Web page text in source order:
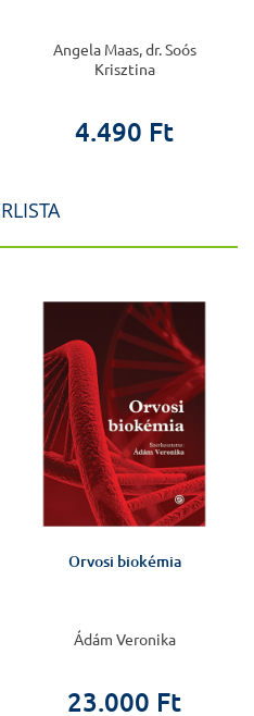
Angela Maas, dr. Soós
Krisztina
4.490 Ft
Orvosi biokémia
Ádám Veronika
23.000 Ft